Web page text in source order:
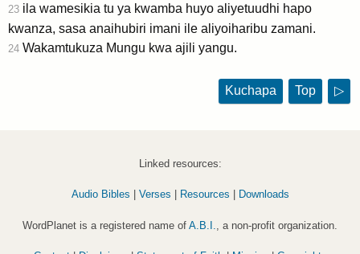
23 ila wamesikia tu ya kwamba huyo aliyetuudhi hapo
kwanza, sasa anaihubiri imani ile aliyoiharibu zamani.
24 Wakamtukuza Mungu kwa ajili yangu.
Kuchapa Top ▷
Linked resources:
Audio Bibles Verses Resources Downloads
WordPlanet is a registered name of A.B.I. , a non-profit organization.